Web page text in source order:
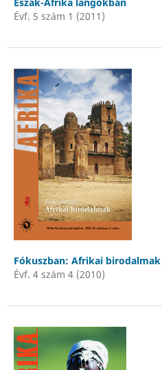
Évf. 5 szám 1 (2011)
Fókuszban: Afrikai birodalmak
Évf. 4 szám 4 (2010)